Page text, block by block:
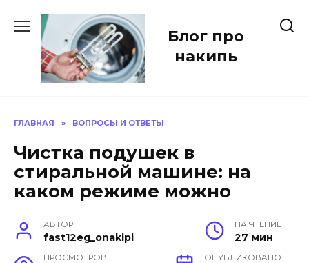
содержанию
Блог про
накипь
ГЛАВНАЯ » ВОПРОСЫ И ОТВЕТЫ
Чистка подушек в
стиральной машине: на
каком режиме можно
АВТОР
fast12eg_onakipi
НА ЧТЕНИЕ
27 мин
ПРОСМОТРОВ ОПУБЛИКОВАНО